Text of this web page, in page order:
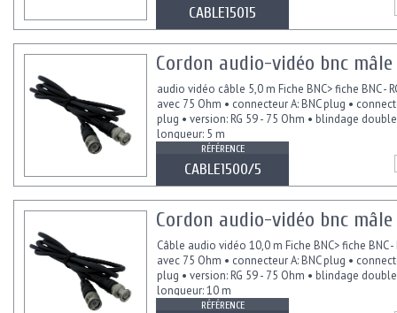
CABLE15015
Cordon audio-vidéo bnc
audio vidéo câble 5,0 m Fiche BNC> fiche BNC -
avec 75 Ohm • connecteur A: BNC plug •
plug • version: RG 59 - 75 Ohm • blindage
longueur: 5 m
RÉFÉRENCE
CABLE1500/5
Cordon audio-vidéo bnc
Câble audio vidéo 10,0 m Fiche BNC> fiche BNC -
avec 75 Ohm • connecteur A: BNC plug •
plug • version: RG 59 - 75 Ohm • blindage
longueur: 10 m
RÉFÉRENCE